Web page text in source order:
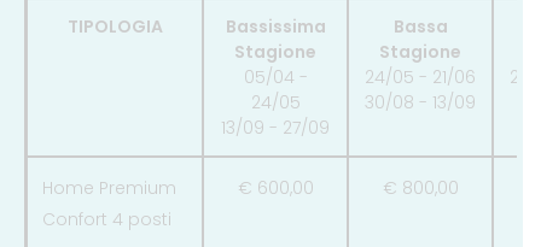
TIPOLOGIA
Bassissima
Stagione
05/04 -
24/05
13/09 - 27/09
Bassa
Stagione
24/05 - 21/06
30/08 - 13/09
Home Premium
Confort 4 posti
€ 600,00 € 800,00